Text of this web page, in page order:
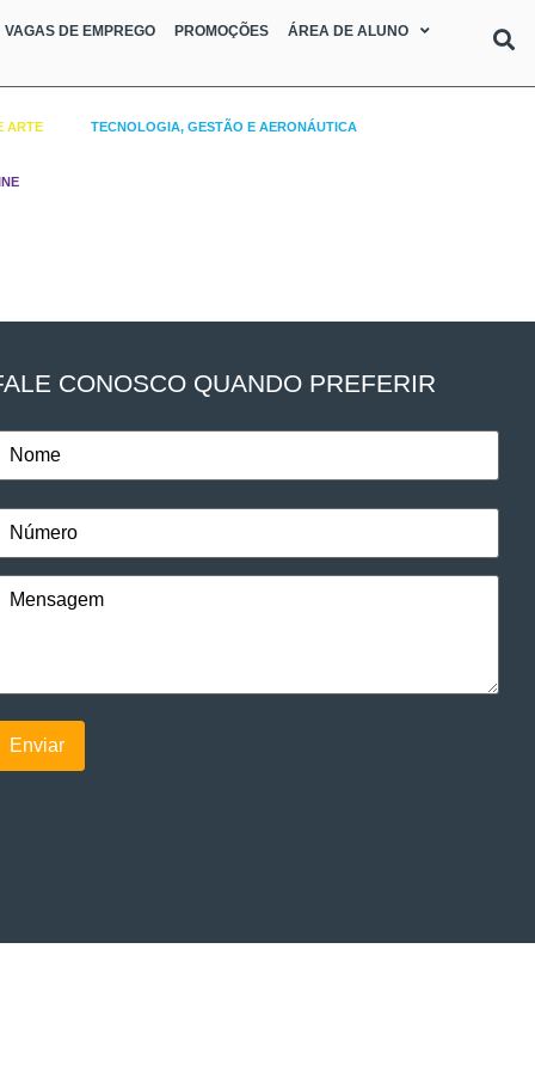
VAGAS DE EMPREGO PROMOÇÕES ÁREA DE ALUNO
ARTE TECNOLOGIA, GESTÃO E AERONÁUTICA
CONOSCO QUANDO PREFERIR